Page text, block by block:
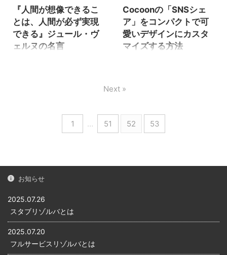
ニューから「概観」→「カスタ
マイズ」→「ウィジェット」
→「サイドバー」にカテゴリを
追加すればサイドバーにカテ
進めていきます。 顧客の要求
をシステム化するにあたり、
文章や口頭でのやりとりだけ
では認識に齟齬がでる危険性
があるため、文章や口頭だけ
るUML（Unified Modeling
『人間が想像できるこ
とは、人間が必ず実現
できる』ジュール・ヴ
ェルヌの名言
私はこの名言を聞いたとき、
強く印象に残りました。なぜ
なら「その通り」だと思った
れてきたことを可能とし、生
活を次々と豊かにしていま
による変化のことを「産業革
命」といいいます。 第一次産
次産業革命は「電力」、第三
次産業革命は「コンピュー
Cocoonの「SNSシェ
ア」をコンパクトで可
愛いデザインにカスタ
マイズする方法
の無料人気テーマである
をコンパクトサイズのデザイ
ンにカスタマイズする方法を
ご紹介します。 Cocoon標準の
前でもそのまま利用できるレ
1 … 51 52 53
Next »
お知らせ
2025.07.26
スタブリゾルバとは
2025.07.20
フルサービスリゾルバとは